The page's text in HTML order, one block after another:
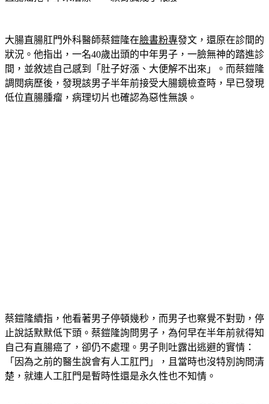
大腸直腸肛門外科醫師蔡鎧隆在臉書粉專發文，還原在診間的
狀況。他指出，一名40歲出頭的中年男子，一臉無神的踏進診
間，並敘述自己感到「肚子好漲、大便解不出來」。而蔡鎧隆
調閱病歷後，發現該男子半年前接受大腸鏡檢查時，早已發現
低位直腸腫瘤，病理切片也確認為惡性無誤。
蔡鎧隆續指，他看著男子停頓幾秒，而男子也察覺不對勁，停
止說話默默低下頭。蔡鎧隆詢問男子，為何早在半年前就得知
自己有直腸癌了，卻仍不處理。男子則吐露出逃避的實情：
「因為之前的醫生說會有人工肛門」，且當時也沒特別詢問清
楚，就連人工肛門是暫時性還是永久性也不知情。